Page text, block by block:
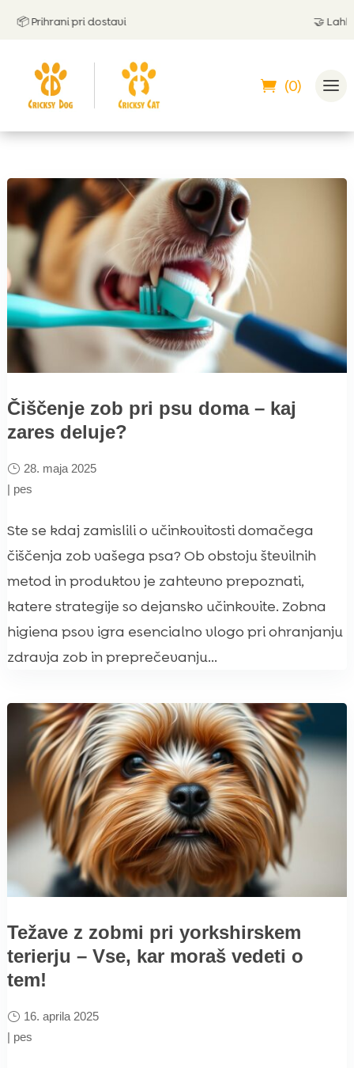
pri dostavi Lahko
(0)
Čiščenje zob pri psu doma – kaj
zares deluje?
28. maja 2025
| pes
Ste se kdaj zamislili o učinkovitosti domačega
čiščenja zob vašega psa? Ob obstoju številnih
metod in produktov je zahtevno prepoznati,
katere strategije so dejansko učinkovite. Zobna
higiena psov igra esencialno vlogo pri ohranjanju
zdravja zob in preprečevanju...
Težave z zobmi pri yorkshirskem
terierju – Vse, kar moraš vedeti o
tem!
16. aprila 2025
| pes